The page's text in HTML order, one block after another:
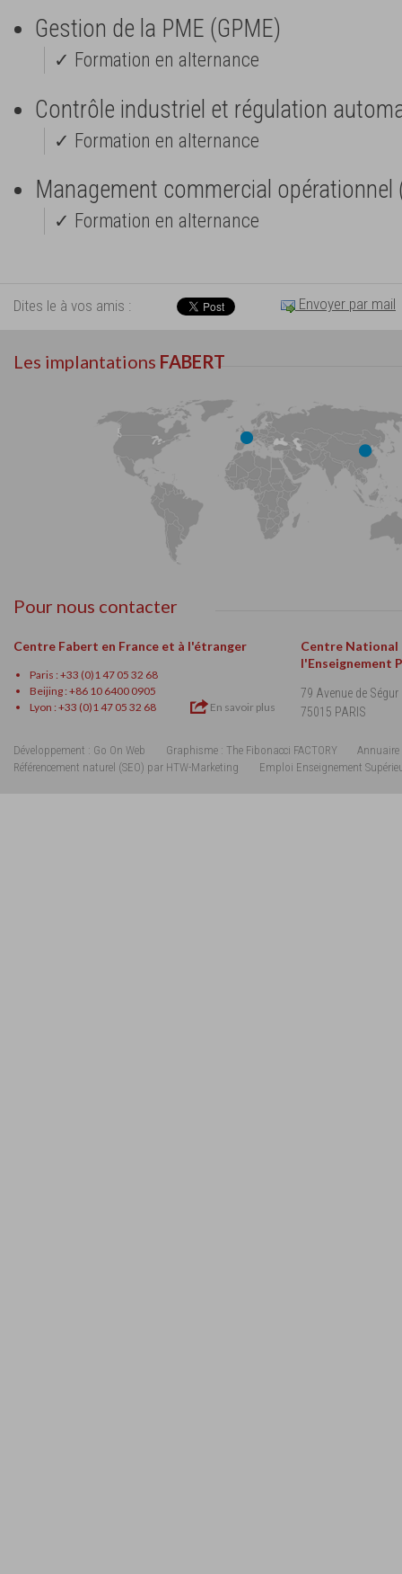
Gestion de la PME (GPME)
✓ Formation en alternance
Contrôle industriel et régulation
✓ Formation en alternance
Management commercial opérationnel
✓ Formation en alternance
Dites le à vos amis : Envoyer par mail
Les implantations FABERT
Pour nous contacter
Centre Fabert en France et à l'étranger
Paris : +33 (0)1 47 05 32 68
Beijing : +86 10 6400 0905
Lyon : +33 (0)1 47 05 32 68
En savoir plus
Centre National
l'Enseignement
79 Avenue de Ségur
75015 PARIS
Développement : Go On Web Graphisme : The Fibonacci FACTORY
Annuaire
Référencement naturel (SEO) par HTW-Marketing
Emploi Enseignement